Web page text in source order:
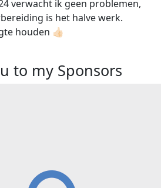
verwacht ik geen problemen,
is het halve werk.
houden 👍🏻
to my Sponsors